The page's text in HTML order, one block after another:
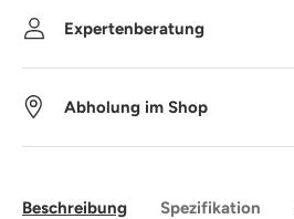
Expertenberatung
Abholung im Shop
Beschreibung Spezifikation